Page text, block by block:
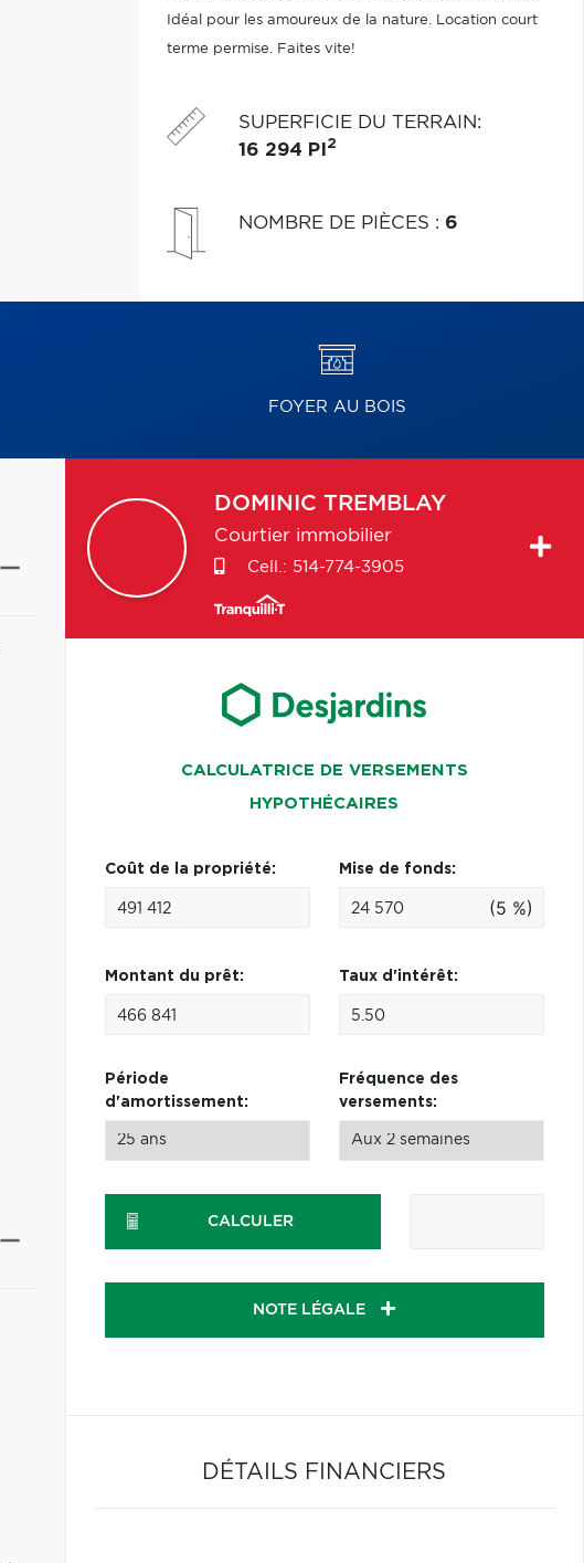
Idéal pour les amoureux de la nature. Location court
terme permise. Faites vite!
SUPERFICIE DU TERRAIN:
16 294 PI 2
NOMBRE DE PIÈCES : 6
FOYER AU BOIS
DOMINIC TREMBLAY
Courtier immobilier
Cell.: 514-774-3905
CALCULATRICE DE VERSEMENTS
HYPOTHÉCAIRES
Coût de la propriété: Mise de fonds:
(5 %)
Montant du prêt: Taux d'intérêt:
Période
d'amortissement:
Fréquence des
versements:
CALCULER
NOTE LÉGALE
DÉTAILS FINANCIERS